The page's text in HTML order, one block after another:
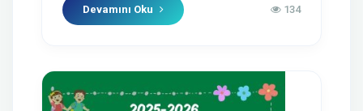
Devamını Oku 134